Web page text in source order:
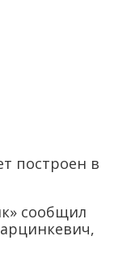
построен в
сообщил